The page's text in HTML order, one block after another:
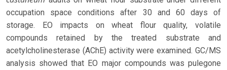
occupation space conditions after 30 and 60 days of
storage. EO impacts on wheat flour quality, volatile
compounds retained by the treated substrate and
acetylcholinesterase (AChE) activity were examined. GC/MS
analysis showed that EO major compounds was pulegone